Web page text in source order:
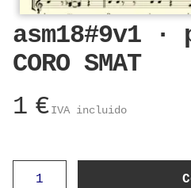
asm18#9v1
CORO SMAT
1 € IVA incluido
asm18#9v1